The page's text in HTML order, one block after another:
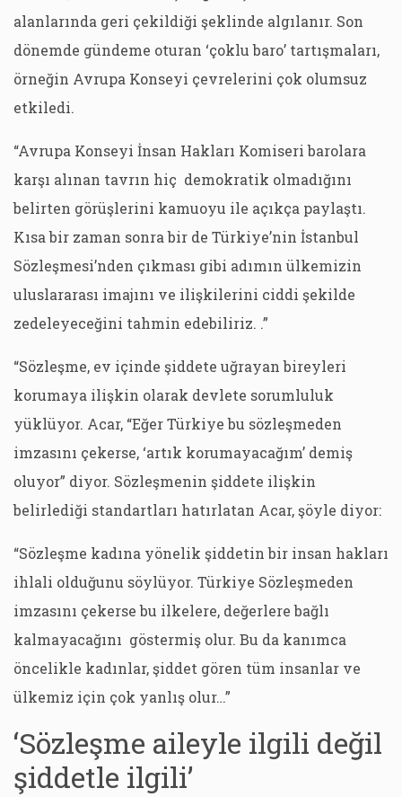
alanlarında geri çekildiği şeklinde algılanır. Son
dönemde gündeme oturan ‘çoklu baro’ tartışmaları,
örneğin Avrupa Konseyi çevrelerini çok olumsuz
etkiledi.
“Avrupa Konseyi İnsan Hakları Komiseri barolara
karşı alınan tavrın hiç demokratik olmadığını
belirten görüşlerini kamuoyu ile açıkça paylaştı.
Kısa bir zaman sonra bir de Türkiye’nin İstanbul
Sözleşmesi’nden çıkması gibi adımın ülkemizin
uluslararası imajını ve ilişkilerini ciddi şekilde
zedeleyeceğini tahmin edebiliriz. .”
“Sözleşme, ev içinde şiddete uğrayan bireyleri
korumaya ilişkin olarak devlete sorumluluk
yüklüyor. Acar, “Eğer Türkiye bu sözleşmeden
imzasını çekerse, ‘artık korumayacağım’ demiş
oluyor” diyor. Sözleşmenin şiddete ilişkin
belirlediği standartları hatırlatan Acar, şöyle diyor:
“Sözleşme kadına yönelik şiddetin bir insan hakları
ihlali olduğunu söylüyor. Türkiye Sözleşmeden
imzasını çekerse bu ilkelere, değerlere bağlı
kalmayacağını göstermiş olur. Bu da kanımca
öncelikle kadınlar, şiddet gören tüm insanlar ve
ülkemiz için çok yanlış olur…”
‘Sözleşme aileyle ilgili değil
şiddetle ilgili’